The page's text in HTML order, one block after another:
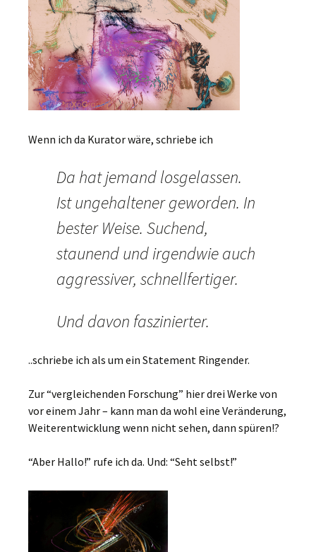
Wenn ich da Kurator wäre, schriebe ich
Da hat jemand losgelassen.
Ist ungehaltener geworden. In
bester Weise. Suchend,
staunend und irgendwie auch
aggressiver, schnellfertiger.
Und davon faszinierter.
..schriebe ich als um ein Statement Ringender.
Zur “vergleichenden Forschung” hier drei Werke von
vor einem Jahr – kann man da wohl eine Veränderung,
Weiterentwicklung wenn nicht sehen, dann spüren!?
“Aber Hallo!” rufe ich da. Und: “Seht selbst!”